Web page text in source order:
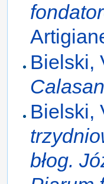
Bielski,
Bielski,
błog.